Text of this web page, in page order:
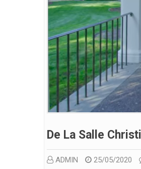
De La Salle
ADMIN 25/05/2020